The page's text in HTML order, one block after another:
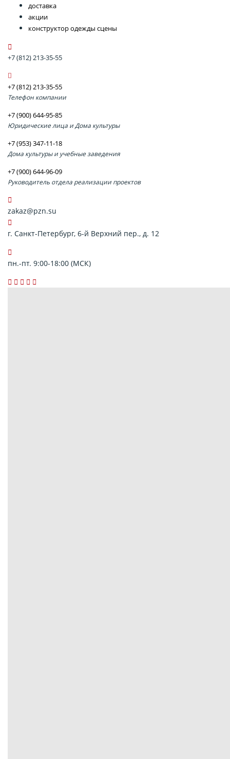
доставка
акции
конструктор одежды сцены
+7 (812) 213-35-55
+7 (812) 213-35-55
Телефон компании
+7 (900) 644-95-85
Юридические лица и Дома культуры
+7 (953) 347-11-18
Дома культуры и учебные заведения
+7 (900) 644-96-09
Руководитель отдела реализации проектов
zakaz@pzn.su
г. Санкт-Петербург, 6-й Верхний пер., д. 12
пн.-пт. 9:00-18:00 (МСК)